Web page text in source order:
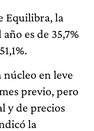
Equilibra, la
es de 35,7%
en leve
previo, pero
y de precios
la